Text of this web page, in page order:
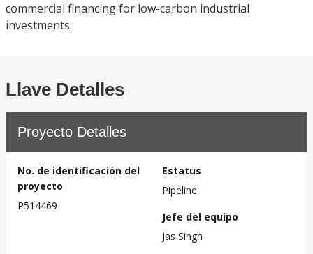
commercial financing for low-carbon industrial
investments.
Llave Detalles
Proyecto Detalles
No. de identificación del
proyecto
P514469
Estatus
Pipeline
Jefe del equipo
Jas Singh